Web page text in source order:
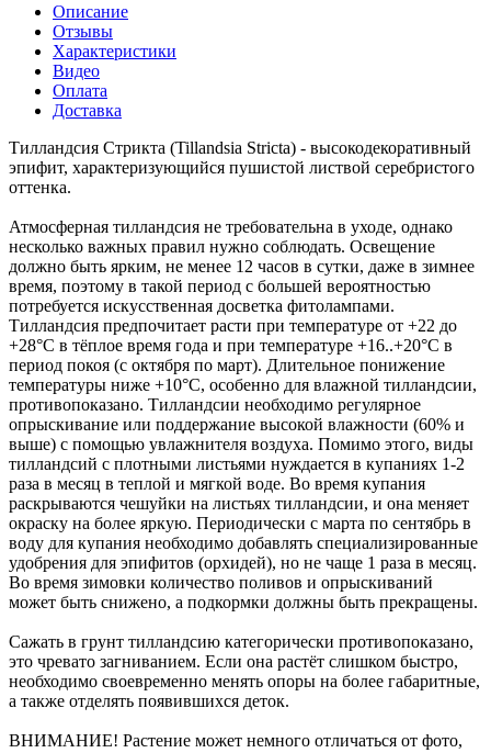
Описание
Отзывы
Характеристики
Видео
Оплата
Доставка
Тилландсия Стрикта (Tillandsia Stricta) - высокодекоративный
эпифит, характеризующийся пушистой листвой серебристого
оттенка.
Атмосферная тилландсия не требовательна в уходе, однако
несколько важных правил нужно соблюдать. Освещение
должно быть ярким, не менее 12 часов в сутки, даже в зимнее
время, поэтому в такой период с большей вероятностью
потребуется искусственная досветка фитолампами.
Тилландсия предпочитает расти при температуре от +22 до
+28°С в тёплое время года и при температуре +16..+20°С в
период покоя (с октября по март). Длительное понижение
температуры ниже +10°С, особенно для влажной тилландсии,
противопоказано. Тилландсии необходимо регулярное
опрыскивание или поддержание высокой влажности (60% и
выше) с помощью увлажнителя воздуха. Помимо этого, виды
тилландсий с плотными листьями нуждается в купаниях 1-2
раза в месяц в теплой и мягкой воде. Во время купания
раскрываются чешуйки на листьях тилландсии, и она меняет
окраску на более яркую. Периодически с марта по сентябрь в
воду для купания необходимо добавлять специализированные
удобрения для эпифитов (орхидей), но не чаще 1 раза в месяц.
Во время зимовки количество поливов и опрыскиваний
может быть снижено, а подкормки должны быть прекращены.
Сажать в грунт тилландсию категорически противопоказано,
это чревато загниванием. Если она растёт слишком быстро,
необходимо своевременно менять опоры на более габаритные,
а также отделять появившихся деток.
ВНИМАНИЕ! Растение может немного отличаться от фото,